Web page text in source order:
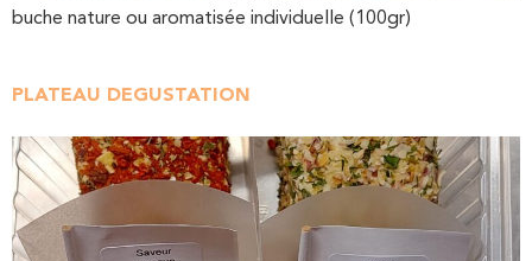
buche nature ou aromatisée individuelle (100gr)
PLATEAU DEGUSTATION